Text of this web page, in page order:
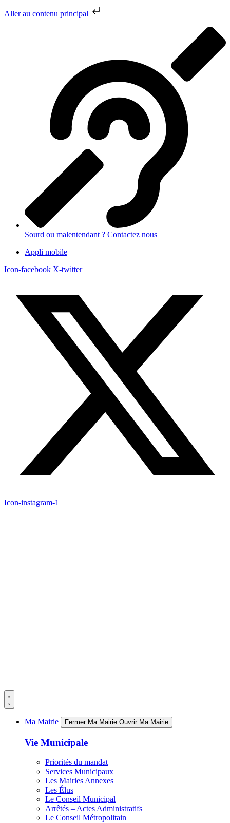
Aller au contenu principal
Sourd ou malentendant ? Contactez nous
Appli mobile
Icon-facebook X-twitter
Icon-instagram-1
Ma Mairie Fermer Ma Mairie Ouvrir Ma Mairie
Vie Municipale
Priorités du mandat
Services Municipaux
Les Mairies Annexes
Les Élus
Le Conseil Municipal
Arrêtés – Actes Administratifs
Le Conseil Métropolitain